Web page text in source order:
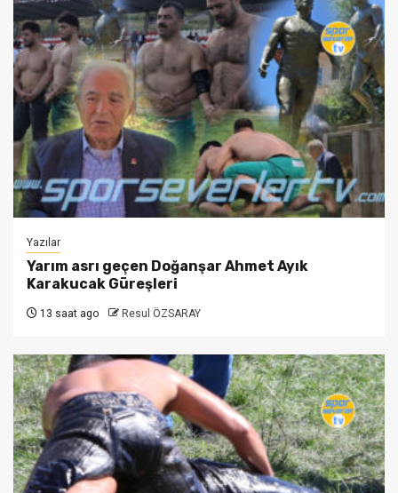
Yazılar
Yarım asrı geçen Doğanşar Ahmet Ayık
Karakucak Güreşleri
13 saat ago Resul ÖZSARAY